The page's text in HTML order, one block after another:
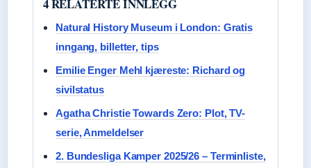
4 RELATERTE INNLEGG
Natural History Museum i London: Gratis
inngang, billetter, tips
Emilie Enger Mehl kjæreste: Richard og
sivilstatus
Agatha Christie Towards Zero: Plot, TV-
serie, Anmeldelser
2. Bundesliga Kamper 2025/26 – Terminliste,